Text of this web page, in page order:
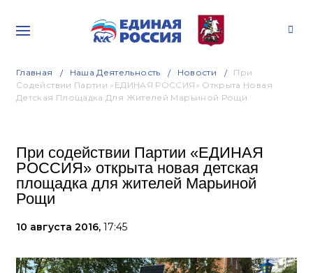
Главная Наша Деятельность Новости
При
Содействии Партии «ЕДИНАЯ РОССИЯ» Открыта Новая
Детская Площадка Для Жителей Марьиной Рощи
При содействии Партии «ЕДИНАЯ
РОССИЯ» открыта новая детская
площадка для жителей Марьиной
Рощи
10 августа 2016, 17:45